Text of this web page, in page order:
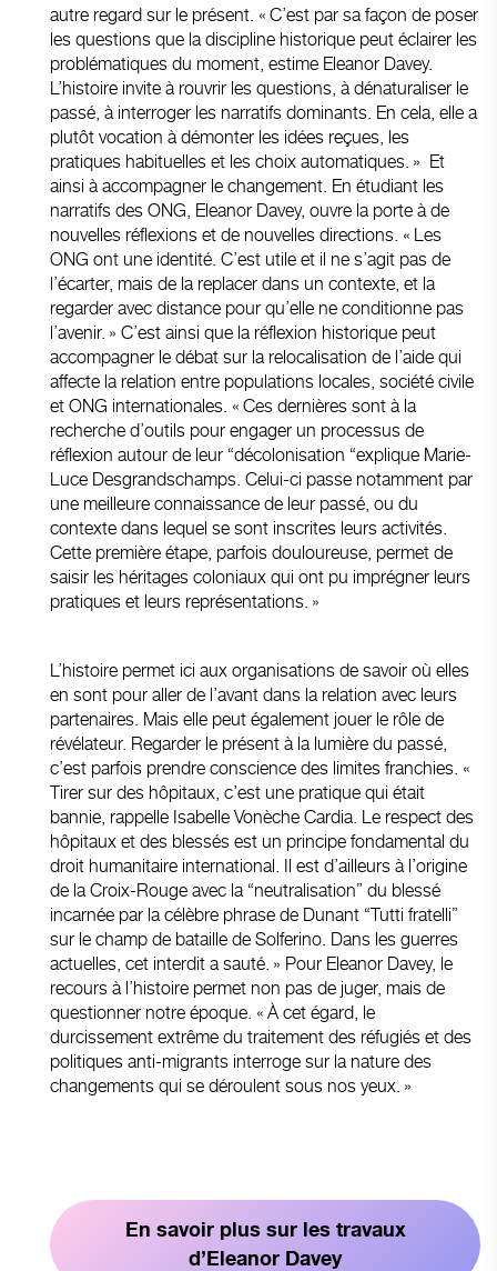
autre regard sur le présent. « C’est par sa façon de poser
les questions que la discipline historique peut éclairer les
problématiques du moment, estime Eleanor Davey.
L’histoire invite à rouvrir les questions, à dénaturaliser le
passé, à interroger les narratifs dominants. En cela, elle a
plutôt vocation à démonter les idées reçues, les
pratiques habituelles et les choix automatiques. » Et
ainsi à accompagner le changement. En étudiant les
narratifs des ONG, Eleanor Davey, ouvre la porte à de
nouvelles réflexions et de nouvelles directions. « Les
ONG ont une identité. C’est utile et il ne s’agit pas de
l’écarter, mais de la replacer dans un contexte, et la
regarder avec distance pour qu’elle ne conditionne pas
l’avenir. » C’est ainsi que la réflexion historique peut
accompagner le débat sur la relocalisation de l’aide qui
affecte la relation entre populations locales, société civile
et ONG internationales. « Ces dernières sont à la
recherche d’outils pour engager un processus de
réflexion autour de leur “décolonisation “explique Marie-
Luce Desgrandschamps. Celui-ci passe notamment par
une meilleure connaissance de leur passé, ou du
contexte dans lequel se sont inscrites leurs activités.
Cette première étape, parfois douloureuse, permet de
saisir les héritages coloniaux qui ont pu imprégner leurs
pratiques et leurs représentations. »
L’histoire permet ici aux organisations de savoir où elles
en sont pour aller de l’avant dans la relation avec leurs
partenaires. Mais elle peut également jouer le rôle de
révélateur. Regarder le présent à la lumière du passé,
c’est parfois prendre conscience des limites franchies. «
Tirer sur des hôpitaux, c’est une pratique qui était
bannie, rappelle Isabelle Vonèche Cardia. Le respect des
hôpitaux et des blessés est un principe fondamental du
droit humanitaire international. Il est d’ailleurs à l’origine
de la Croix-Rouge avec la “neutralisation” du blessé
incarnée par la célèbre phrase de Dunant “Tutti fratelli”
sur le champ de bataille de Solferino. Dans les guerres
actuelles, cet interdit a sauté. » Pour Eleanor Davey, le
recours à l’histoire permet non pas de juger, mais de
questionner notre époque. « À cet égard, le
durcissement extrême du traitement des réfugiés et des
politiques anti-migrants interroge sur la nature des
changements qui se déroulent sous nos yeux. »
En savoir plus sur les travaux
d’Eleanor Davey